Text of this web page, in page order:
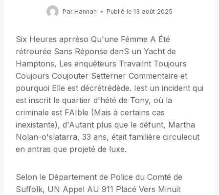
Par Hannah Publié le 13 août 2025
Six Heures aprréso Qu'une Fémme A Été
rétrourée Sans Réponse danS un Yacht de
Hamptons, Les enquêteurs Travailnt Toujours
Coujours Coujouter Setterner Commentaire et
pourquoi Elle est décrétrédède. Iest un incident qui
est inscrit le quartier d'hété de Tony, où la
criminale est FAIble (Mais à certains cas
inexistante), d'Autant plus que le défunt, Martha
Nolan-o'slatarra, 33 ans, était familière circulecut
en antras que projeté de luxe.
Selon le Département de Police du Comté de
Suffolk, UN Appel AU 911 Placé Vers Minuit